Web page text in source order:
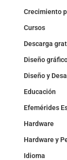
Crecimiento
Cursos
Descarga
Diseño
Diseño y
Educación
Efemérides
Hardware
Hardware y
Idioma